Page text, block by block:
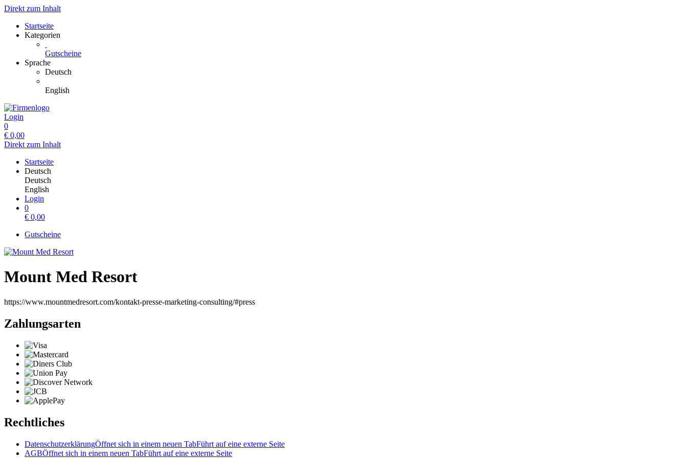
Direkt zum Inhalt
Startseite
Kategorien
Gutscheine
Sprache
Deutsch
English
Login
0
€ 0,00
Direkt zum Inhalt
Startseite
Deutsch
Deutsch
English
Login
0
€ 0,00
Gutscheine
Mount Med Resort
https://www.mountmedresort.com/kontakt-presse-marketing-consulting/#press
Zahlungsarten
Rechtliches
DatenschutzerklärungÖffnet sich in einem neuen TabFührt auf eine externe Seite
AGBÖffnet sich in einem neuen TabFührt auf eine externe Seite